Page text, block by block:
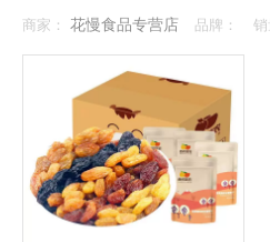
商家： 花慢食品专营店 品牌： 销